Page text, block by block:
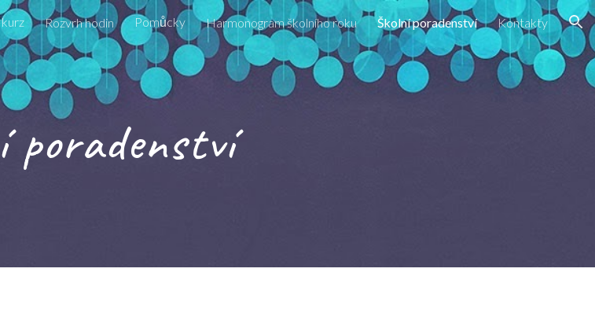
Skip to navigation
Rozvrh hodin Pomůcky Harmonogram školního roku Školní poradenství Kontakty
poradenství